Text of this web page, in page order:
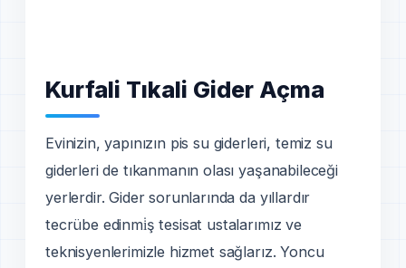
Kurfali Tıkali Gider Açma
Evinizin, yapınızın pis su giderleri, temiz su
giderleri de tıkanmanın olası yaşanabileceği
yerlerdir. Gider sorunlarında da yıllardır
tecrübe edinmi̇ş tesisat ustalarımız ve
teknisyenlerimizle hizmet sağlarız. Yoncu